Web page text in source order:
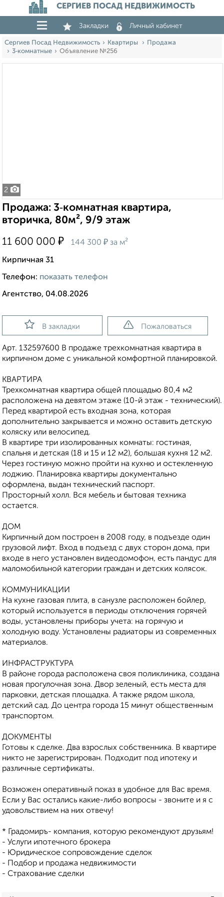
СЕРГИЕВ ПОСАД НЕДВИЖИМОСТЬ
Закладки Личный кабинет
Сергиев Посад Недвижимость Квартиры
Продажа
3‑комнатные
Объявление №256
2
Продажа: 3‑комнатная квартира,
вторичка, 80м², 9/9 этаж
11 600 000 ₽ 144 300 ₽ за м²
Кирпичная 31
Телефон: показать телефон
Агентство, 04.08.2026
В закладки Пожаловаться
Арт. 132597600 В продаже трехкомнатная квартира в
кирпичном доме с уникальной комфортной планировкой.
КВАРТИРА
Трехкомнатная квартира общей площадью 80,4 м2
расположена на девятом этаже (10-й этаж - технический).
Перед квартирой есть входная зона, которая
дополнительно закрывается и можно оставить детскую
коляску или велосипед.
В квартире три изолированных комнаты: гостиная,
спальня и детская (18 и 15 и 12 м2), большая кухня 12 м2.
Через гостиную можно пройти на кухню и остекленную
лоджию. Планировка квартиры документально
оформлена, выдан технический паспорт.
Просторный холл. Вся мебель и бытовая техника
остается.
ДОМ
Кирпичный дом построен в 2008 году, в подъезде один
грузовой лифт. Вход в подъезд с двух сторон дома, при
входе в него установлен видеодомофон, есть пандус для
маломобильной категории граждан и детских колясок.
КОММУНИКАЦИИ
На кухне газовая плита, в санузле расположен бойлер,
который используется в периоды отключения горячей
воды, установлены приборы учета: на горячую и
холодную воду. Установлены радиаторы из современных
материалов.
ИНФРАСТРУКТУРА
В районе города расположена своя поликлиника, создана
новая прогулочная зона. Двор зеленый, есть места для
парковки, детская площадка. А также рядом школа,
детский сад. До центра города 15 минут общественным
транспортом.
ДОКУМЕНТЫ
Готовы к сделке. Два взрослых собственника. В квартире
никто не зарегистрирован. Подходит под ипотеку и
различные сертификаты.
Возможен оперативный показ в удобное для Вас время.
Если у Вас остались какие-либо вопросы - звоните и я с
удовольствием на них отвечу!
* Градомиръ- компания, которую рекомендуют друзьям!
- Услуги ипотечного брокера
- Юридическое сопровождение сделок
- Подбор и продажа недвижимости
- Страхование сделки